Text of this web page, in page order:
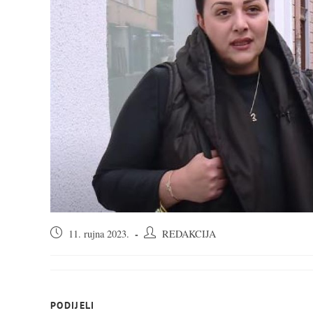
Objava11. rujna 2023.
AutorREDAKCIJA
PODIJELI